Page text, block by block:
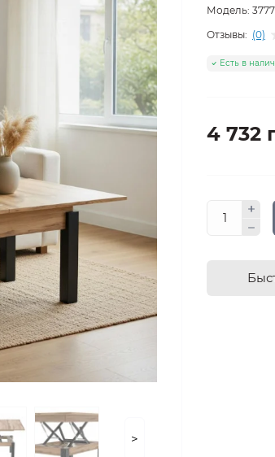
>
Модель:
Отзывы: (0)
Есть в
4 732